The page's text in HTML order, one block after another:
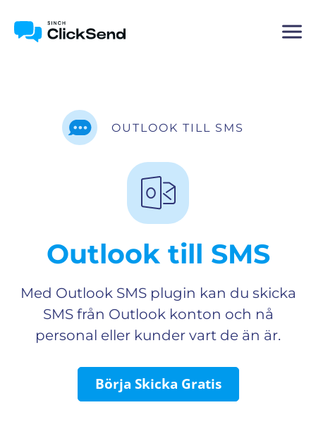
OUTLOOK TILL SMS
Outlook till SMS
Med Outlook SMS plugin kan du skicka
SMS från Outlook konton och nå
personal eller kunder vart de än är.
Börja Skicka Gratis